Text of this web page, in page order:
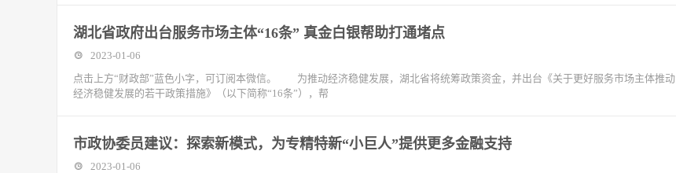
湖北省政府出台服务市场主体“16条” 真金白银帮助打通堵点
2023-01-06
点击上方“财政部”蓝色小字，可订阅本微信。 为推动经济稳健发展，湖北省将统筹政策资金，并出台《关于更好服务市场主体推动
经济稳健发展的若干政策措施》（以下简称“16条”），帮
市政协委员建议：探索新模式，为专精特新“小巨人”提供更多金融支持
2023-01-06